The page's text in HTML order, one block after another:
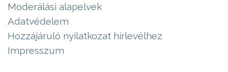
Moderálási alapelvek
Adatvédelem
Hozzájáruló nyilatkozat hírlevélhez
Impresszum